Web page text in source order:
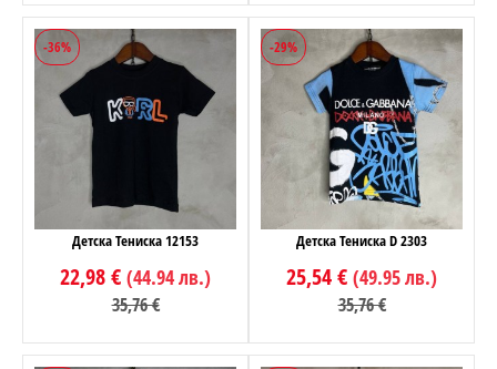
-36%
Детска Тениска 12153
22,98 € (44.94 лв.)
35,76 €
-29%
Детска Тениска D 2303
25,54 € (49.95 лв.)
35,76 €